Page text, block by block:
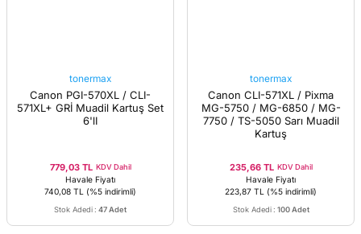
tonermax
Canon PGI-570XL / CLI-
571XL+ GRİ Muadil Kartuş Set
6'lI
779,03 TL KDV Dahil
Havale Fiyatı
740,08 TL (%5 indirimli)
Stok Adedi : 47 Adet
tonermax
Canon CLI-571XL / Pixma
MG-5750 / MG-6850 / MG-
7750 / TS-5050 Sarı Muadil
Kartuş
235,66 TL KDV Dahil
Havale Fiyatı
223,87 TL (%5 indirimli)
Stok Adedi : 100 Adet